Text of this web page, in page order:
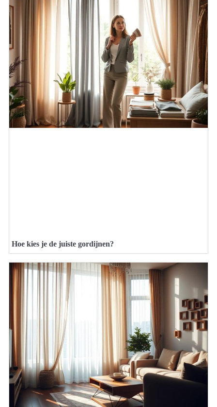
Hoe kies je de juiste gordijnen?